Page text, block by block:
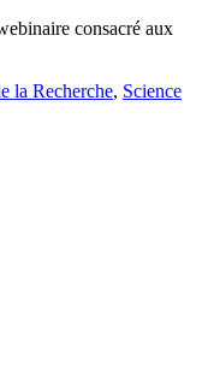
consacré aux
la Recherche, Science